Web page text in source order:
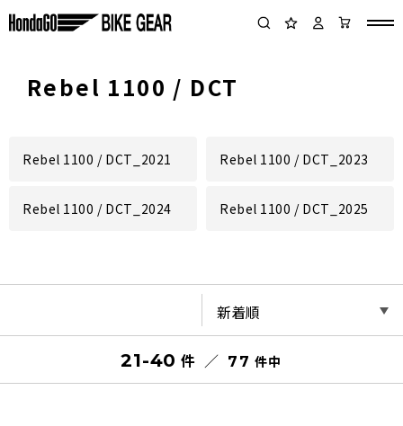
Rebel 1100 / DCT
Rebel 1100 / DCT_2021 Rebel 1100 / DCT_2023
Rebel 1100 / DCT_2024 Rebel 1100 / DCT_2025
21-40 件 77 件